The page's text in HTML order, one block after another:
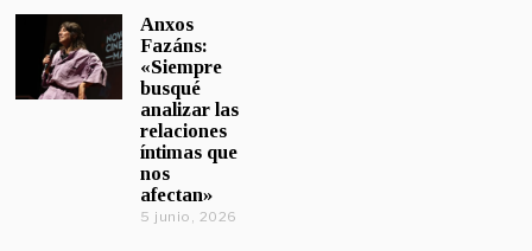
Anxos
Fazáns:
«Siempre
busqué
analizar las
relaciones
íntimas que
nos
afectan»
5 junio, 2026